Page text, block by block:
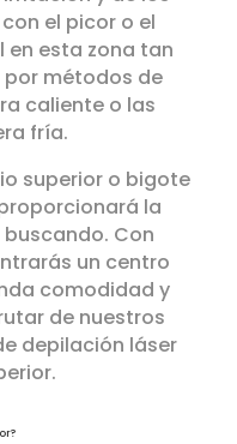
el picor o el
en esta zona tan
métodos de
caliente o las
fría.
superior o bigote
la
Con
un centro
comodidad y
de nuestros
depilación láser